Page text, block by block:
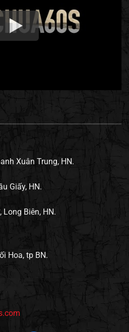
Xuân Trung, HN.
Giấy, HN.
Long Biên, HN.
Hoa, tp BN.